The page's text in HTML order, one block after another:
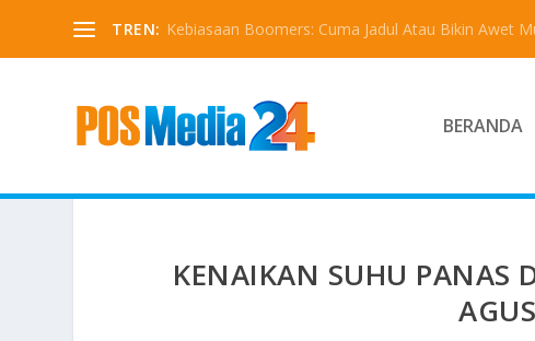
TREN: Kebiasaan Boomers: Cuma Jadul Atau Bikin Awet
BERANDA
KENAIKAN SUHU PANAS